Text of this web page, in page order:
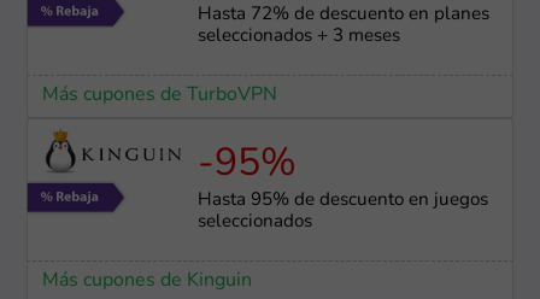
Hasta 72% de descuento en planes
seleccionados + 3 meses
Más cupones de TurboVPN
-95%
Hasta 95% de descuento en juegos
seleccionados
Más cupones de Kinguin